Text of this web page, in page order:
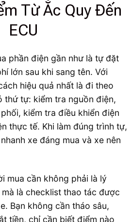
Từ Ắc Quy Đến
ECU
phần điện gần như là tự đặt
lớn sau khi sang tên. Với
hiệu quả nhất là đi theo
thứ tự: kiểm tra nguồn điện,
kiểm tra điều khiển điện
thực tế. Khi làm đúng trình tự,
xe đáng mua và xe nên
mua cần không phải là lý
là checklist thao tác được
Bạn không cần tháo sâu,
tiền, chỉ cần biết điểm nào